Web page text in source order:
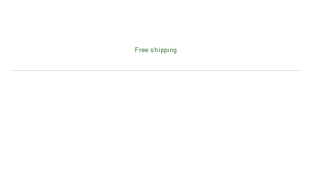
Free shipping